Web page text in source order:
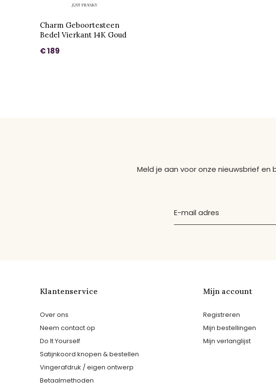
Charm Geboortesteen
Bedel Vierkant 14K Goud
€ 189
Meld je aan voor onze nieuwsbrief
Klantenservice
Over ons
Neem contact op
Do It Yourself
Satijnkoord knopen & bestellen
Vingerafdruk / eigen ontwerp
Betaalmethoden
Mijn account
Registreren
Mijn bestellingen
Mijn verlanglijst